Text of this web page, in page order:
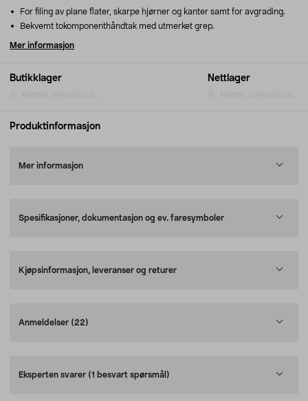
Butikklager Nettlager
For filing av plane flater, skarpe hjørner og kanter samt for avgrading.
Bekvemt tokomponenthåndtak med utmerket grep.
Mer informasjon
Produktinformasjon
Mer informasjon
Spesifikasjoner, dokumentasjon og ev. faresymboler
Kjøpsinformasjon, leveranser og returer
Anmeldelser (22)
Eksperten svarer (1 besvart spørsmål)